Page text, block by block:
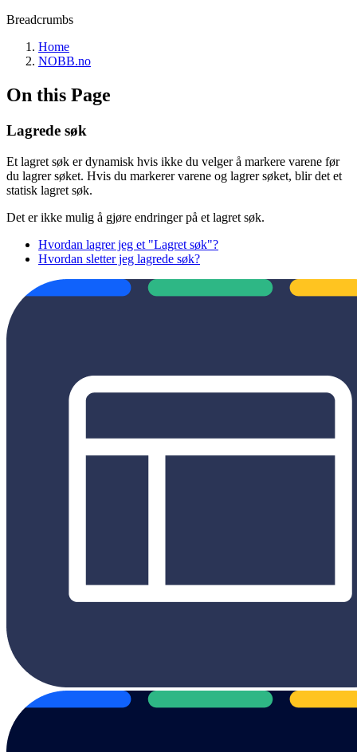
Breadcrumbs
Home
NOBB.no
On this Page
Lagrede søk
Et lagret søk er dynamisk hvis ikke du velger å markere varene før
du lagrer søket. Hvis du markerer varene og lagrer søket, blir det et
statisk lagret søk.
Det er ikke mulig å gjøre endringer på et lagret søk.
Hvordan lagrer jeg et "Lagret søk"?
Hvordan sletter jeg lagrede søk?